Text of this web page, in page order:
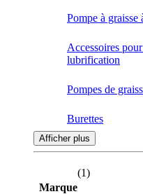
Pompe à graisse
Accessoires
lubrification
Pompes de
Burettes
Pompes à pousser
Récipients
Afficher plus
Marque
(1)